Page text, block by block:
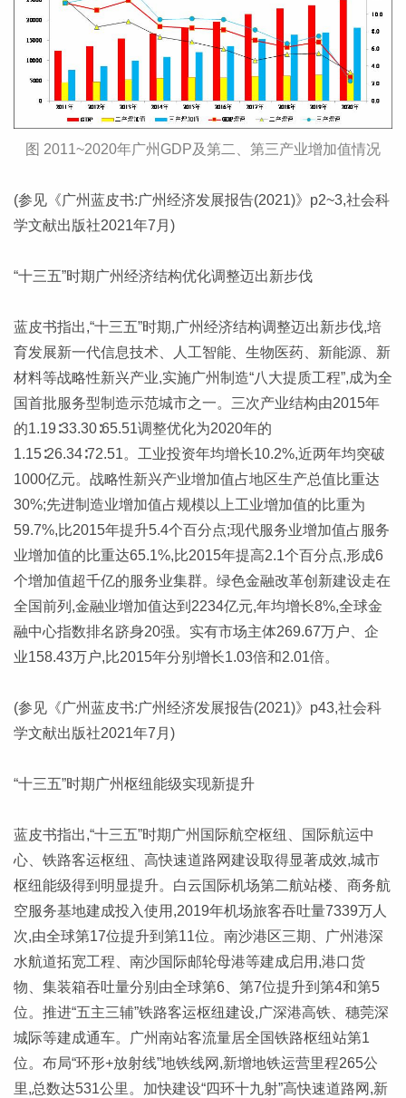
图 2011~2020年广州GDP及第二、第三产业增加值情况
(参见《广州蓝皮书:广州经济发展报告(2021)》p2~3,社会科
学文献出版社2021年7月)
“十三五”时期广州经济结构优化调整迈出新步伐
蓝皮书指出,“十三五”时期,广州经济结构调整迈出新步伐,培
育发展新一代信息技术、人工智能、生物医药、新能源、新
材料等战略性新兴产业,实施广州制造“八大提质工程”,成为全
国首批服务型制造示范城市之一。三次产业结构由2015年
的1.19∶33.30∶65.51调整优化为2020年的
1.15∶26.34∶72.51。工业投资年均增长10.2%,近两年均突破
1000亿元。战略性新兴产业增加值占地区生产总值比重达
30%;先进制造业增加值占规模以上工业增加值的比重为
59.7%,比2015年提升5.4个百分点;现代服务业增加值占服务
业增加值的比重达65.1%,比2015年提高2.1个百分点,形成6
个增加值超千亿的服务业集群。绿色金融改革创新建设走在
全国前列,金融业增加值达到2234亿元,年均增长8%,全球金
融中心指数排名跻身20强。实有市场主体269.67万户、企
业158.43万户,比2015年分别增长1.03倍和2.01倍。
(参见《广州蓝皮书:广州经济发展报告(2021)》p43,社会科
学文献出版社2021年7月)
“十三五”时期广州枢纽能级实现新提升
蓝皮书指出,“十三五”时期广州国际航空枢纽、国际航运中
心、铁路客运枢纽、高快速道路网建设取得显著成效,城市
枢纽能级得到明显提升。白云国际机场第二航站楼、商务航
空服务基地建成投入使用,2019年机场旅客吞吐量7339万人
次,由全球第17位提升到第11位。南沙港区三期、广州港深
水航道拓宽工程、南沙国际邮轮母港等建成启用,港口货
物、集装箱吞吐量分别由全球第6、第7位提升到第4和第5
位。推进“五主三辅”铁路客运枢纽建设,广深港高铁、穗莞深
城际等建成通车。广州南站客流量居全国铁路枢纽站第1
位。布局“环形+放射线”地铁线网,新增地铁运营里程265公
里,总数达531公里。加快建设“四环十九射”高快速道路网,新